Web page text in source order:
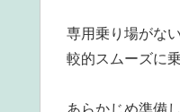
専用乗り場がな
較的スムーズに